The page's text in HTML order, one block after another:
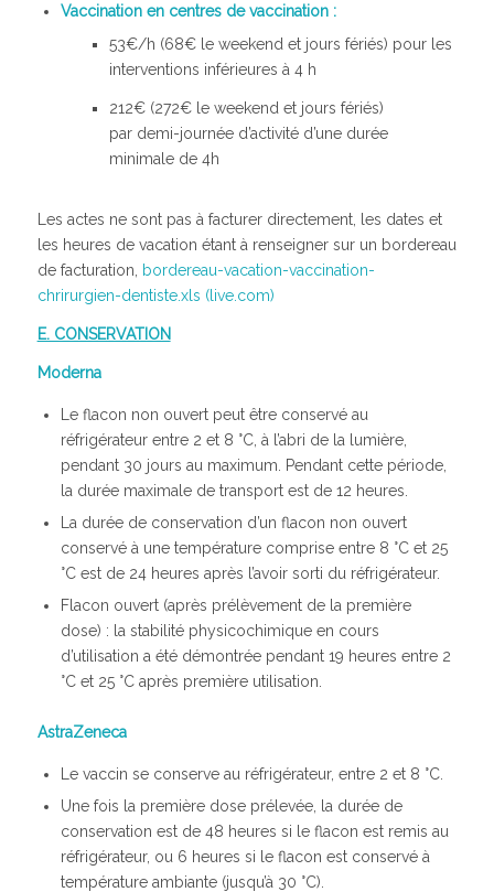
Vaccination en centres de vaccination :
53€/h (68€ le weekend et jours fériés) pour les
interventions inférieures à 4 h
212€ (272€ le weekend et jours fériés)
par demi-journée d’activité d’une durée
minimale de 4h
Les actes ne sont pas à facturer directement, les dates et
les heures de vacation étant à renseigner sur un bordereau
de facturation, bordereau-vacation-vaccination-
chrirurgien-dentiste.xls (live.com)
E. CONSERVATION
Moderna
Le flacon non ouvert peut être conservé au
réfrigérateur entre 2 et 8 °C, à l’abri de la lumière,
pendant 30 jours au maximum. Pendant cette période,
la durée maximale de transport est de 12 heures.
La durée de conservation d’un flacon non ouvert
conservé à une température comprise entre 8 °C et 25
°C est de 24 heures après l’avoir sorti du réfrigérateur.
Flacon ouvert (après prélèvement de la première
dose) : la stabilité physicochimique en cours
d’utilisation a été démontrée pendant 19 heures entre 2
°C et 25 °C après première utilisation.
AstraZeneca
Le vaccin se conserve au réfrigérateur, entre 2 et 8 °C.
Une fois la première dose prélevée, la durée de
conservation est de 48 heures si le flacon est remis au
réfrigérateur, ou 6 heures si le flacon est conservé à
température ambiante (jusqu’à 30 °C).